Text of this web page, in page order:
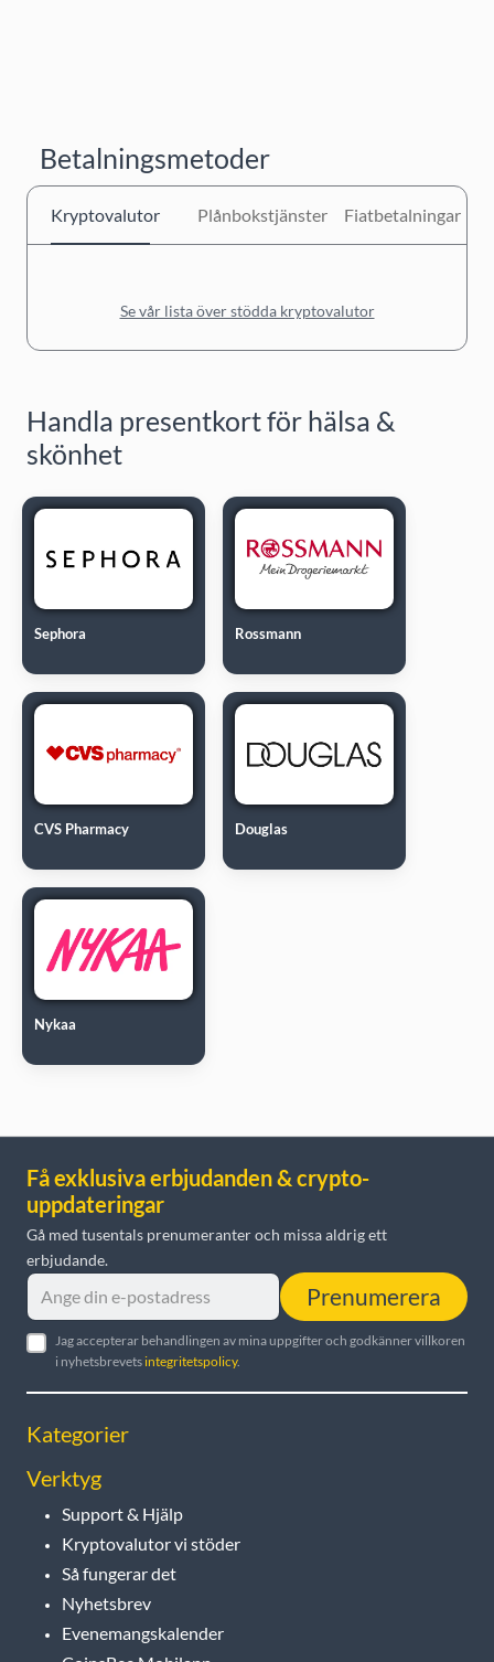
Betalningsmetoder
Kryptovalutor Plånbokstjänster Fiatbetalningar
Se vår lista över stödda kryptovalutor
Handla presentkort för hälsa &
skönhet
Sephora Rossmann
CVS Pharmacy Douglas
Nykaa
Få exklusiva erbjudanden & crypto-
uppdateringar
Gå med tusentals prenumeranter och missa aldrig ett
erbjudande.
Prenumerera
Jag accepterar behandlingen av mina uppgifter och godkänner villkoren
i nyhetsbrevets integritetspolicy.
Kategorier
Verktyg
Support & Hjälp
Kryptovalutor vi stöder
Så fungerar det
Nyhetsbrev
Evenemangskalender